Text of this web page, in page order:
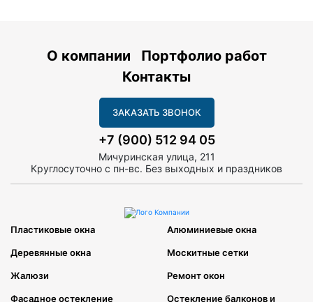
О компании
Портфолио работ
Контакты
ЗАКАЗАТЬ ЗВОНОК
+7 (900) 512 94 05
Мичуринская улица, 211
Круглосуточно с пн-вс. Без выходных и праздников
Пластиковые окна Алюминиевые окна
Деревянные окна Москитные сетки
Жалюзи Ремонт окон
Фасадное остекление Остекление балконов и